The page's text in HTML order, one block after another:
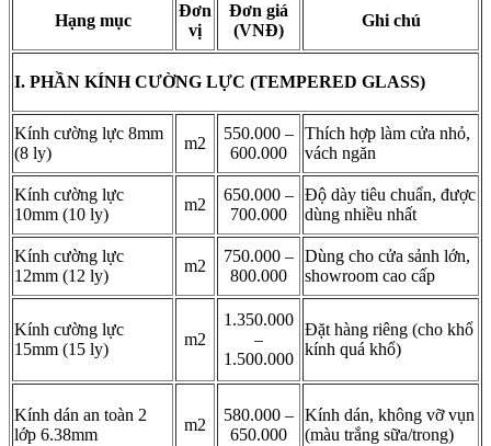
Hạng mục
Đơn
vị
Đơn giá
(VNĐ)
Ghi chú
I. PHẦN KÍNH CƯỜNG LỰC (TEMPERED GLASS)
Kính cường lực 8mm
(8 ly)
m2
550.000 –
600.000
Thích hợp làm cửa nhỏ,
vách ngăn
Kính cường lực
10mm (10 ly)
m2
650.000 –
700.000
Độ dày tiêu chuẩn, được
dùng nhiều nhất
Kính cường lực
12mm (12 ly)
m2
750.000 –
800.000
Dùng cho cửa sảnh lớn,
showroom cao cấp
Kính cường lực
15mm (15 ly)
m2
1.350.000
–
1.500.000
Đặt hàng riêng (cho khổ
kính quá khổ)
Kính dán an toàn 2
lớp 6.38mm
m2
580.000 –
650.000
Kính dán, không vỡ vụn
(màu trắng sữa/trong)